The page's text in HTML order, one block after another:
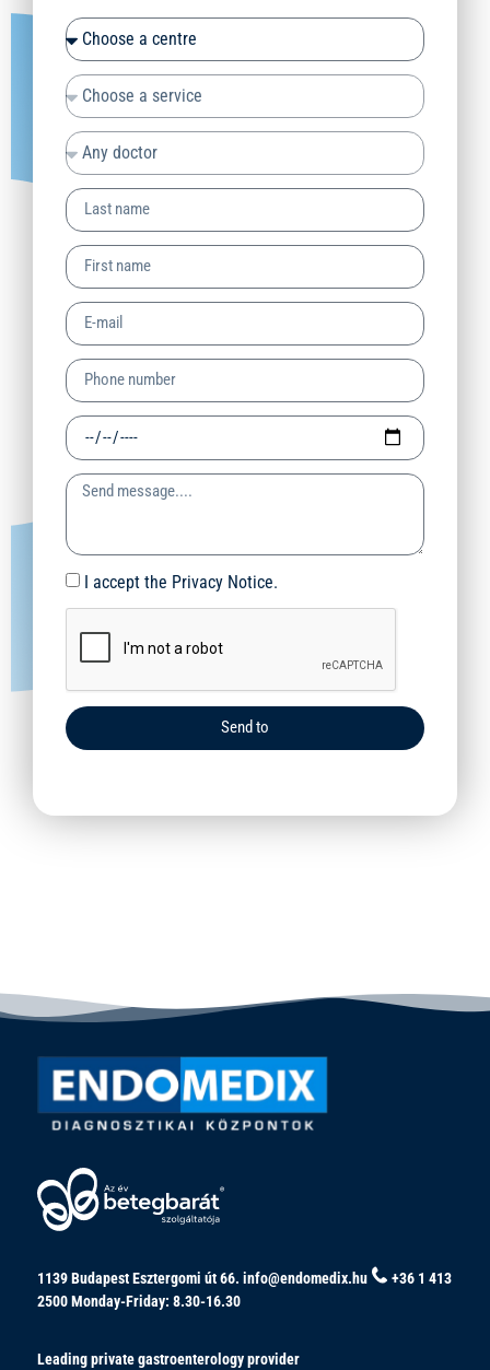
I accept the Privacy Notice.
Send to
1139 Budapest Esztergomi út 66. info@endomedix.hu
+36 1 413
2500Monday-Friday: 8.30-16.30
Leading private gastroenterology provider